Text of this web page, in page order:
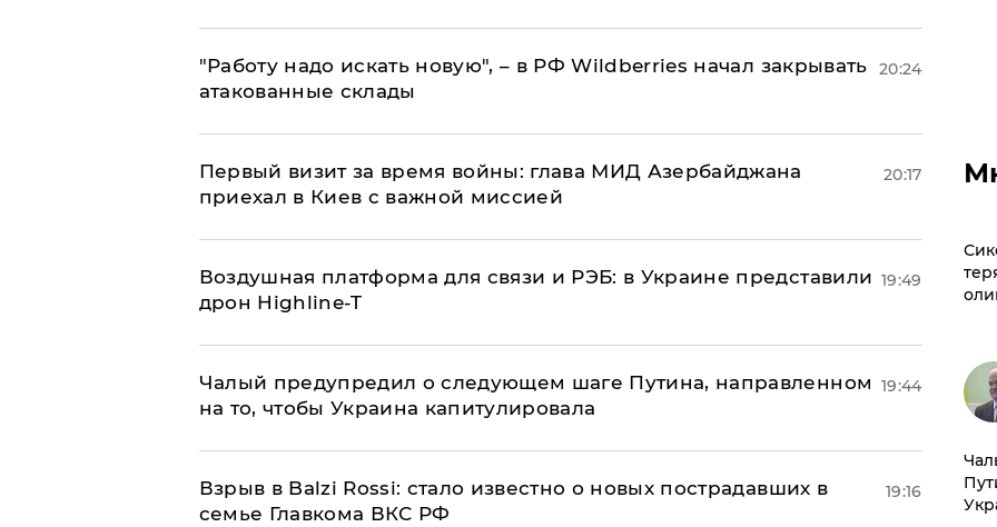
"Работу надо искать новую", – в РФ Wildberries начал закрывать
атакованные склады
20:24
Первый визит за время войны: глава МИД Азербайджана
приехал в Киев с важной миссией
20:17
Воздушная платформа для связи и РЭБ: в Украине представили
дрон Highline-T
19:49
Чалый предупредил о следующем шаге Путина, направленном
на то, чтобы Украина капитулировала
19:44
Взрыв в Balzi Rossi: стало известно о новых пострадавших в
семье Главкома ВКС РФ
19:16